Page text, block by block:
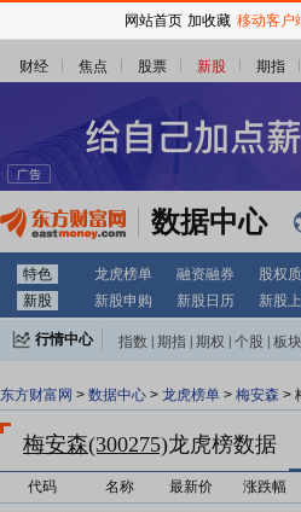
财经 焦点 股票 新股 期指
数据中心
特色 龙虎榜单 融资融券 股权
新股
新股申购 新股日历 新股
行情中心 指数 期指 期权 个股 板块
东方财富网 > 数据中心 > 龙虎榜单 > 梅安森 >
梅安森(300275)龙虎榜数据
代码 名称 最新价 涨跌幅
网站首页 加收藏 移动客户